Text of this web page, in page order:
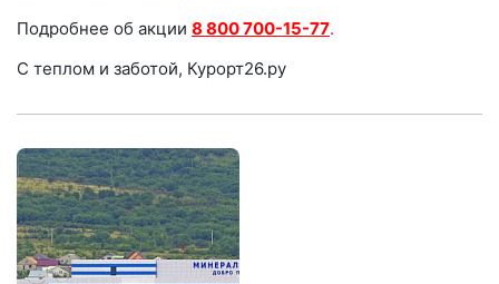
Подробнее об акции 8 800 700-15-77.
С теплом и заботой, Курорт26.ру